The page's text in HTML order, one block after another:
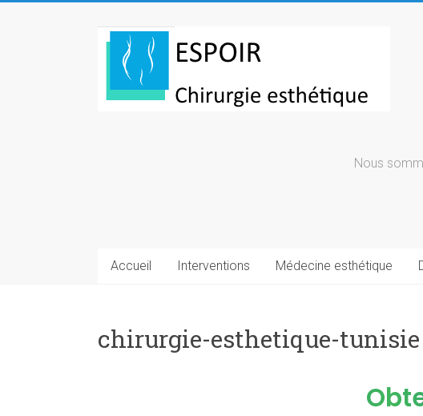
Chirurgie
esthetique
Turquie
Nous
Accueil Interventions Médecine esthétique
chirurgie-esthetique-tunisie